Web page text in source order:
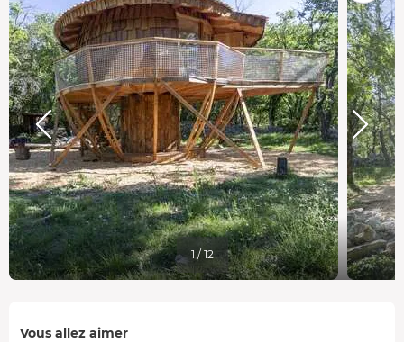
1 / 12
Vous allez aimer